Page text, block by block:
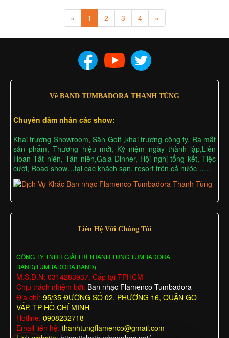
« 1 2 3 4 »
Về BAND TUMBADORA THANH TÙNG
Chuyên đảm nhân các show:
Khai trương Showroom, Sân Golf ,khai trương công ty, Ra mắt
sản phẩm, Thương hiệu mới, Kỷ niệm ngày thành lập,Liên
Hoan Tất niên, Tân niên,Gala Dinner, Hội nghị tổng kết, Tiệc
cưới, Road show…tại các khách sạn, resort trên cả nước……
Liên Hệ Với Chúng Tôi
CÔNG TY TNHH GIẢI TRÍ THANH TÙNG TUMBADORA
BAND(TUMBADORA BAND)
M.S.D.N: 0314283937, Cấp tại TPHCM
Chịu trách nhiệm bởi: Ban nhạc Flamenco Tumbadora
Địa chỉ: 95/35 ĐƯỜNG SỐ 02, PHƯỜNG 16, QUẬN GÒ
VẤP, TP HỒ CHÍ MINH
Hotline: 0908232718
Email liên hệ: thanhtungflamenco@gmail.com